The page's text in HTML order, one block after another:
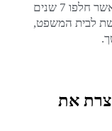
את הגוף הרפואי האחראי לרשלנות הנטענת כאשר חלפו 7 שנים
לבית המשפט,
את